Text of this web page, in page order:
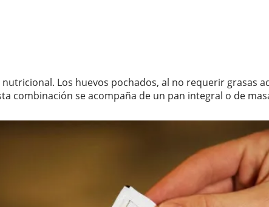
Los huevos pochados, al no requerir grasas
combinación se acompaña de un pan integral o de